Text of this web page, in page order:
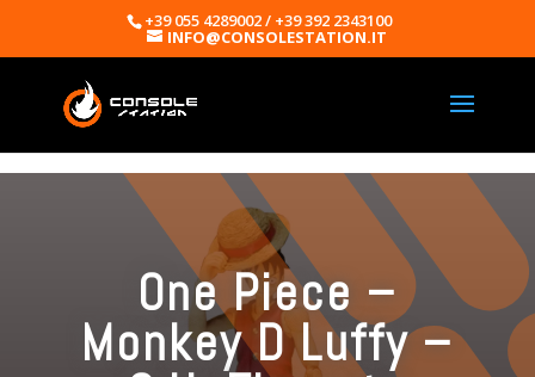
+39 055 4289002 / +39 392 2343100
INFO@CONSOLESTATION.IT
One Piece –
Monkey D Luffy –